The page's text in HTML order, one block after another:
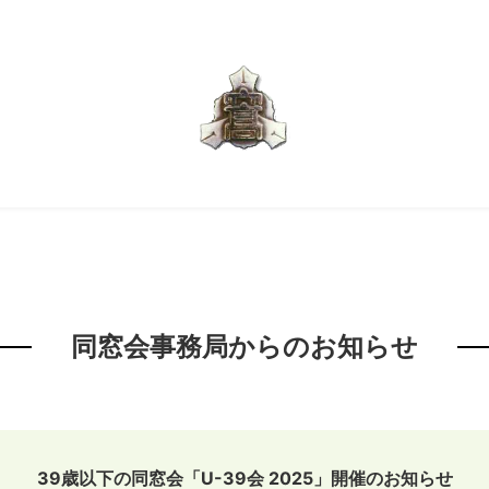
同窓会事務局からのお知らせ
39歳以下の同窓会「U-39会 2025」開催のお知らせ